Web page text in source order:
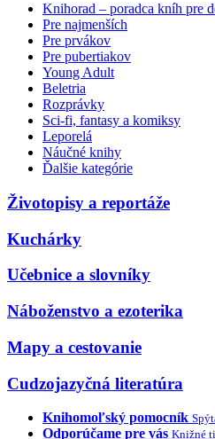
Knihorad – poradca kníh pre
Pre najmenších
Pre prvákov
Pre pubertiakov
Young Adult
Beletria
Rozprávky
Sci-fi, fantasy a komiksy
Leporelá
Náučné knihy
Ďalšie kategórie
Životopisy a reportáže
Kuchárky
Učebnice a slovníky
Náboženstvo a ezoterika
Mapy a cestovanie
Cudzojazyčná literatúra
Knihomoľský pomocník
Odporúčame pre vás Knižné